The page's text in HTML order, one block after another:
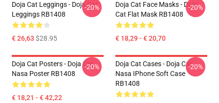
Doja Cat Leggings - Doja Cat
Leggings RB1408
€ 26,63 $28.95
-20%
Doja Cat Face Masks - Doja
Cat Flat Mask RB1408
€ 18,29 - € 20,70
-20%
Doja Cat Posters - Doja Cat
Nasa Poster RB1408
€ 18,21 - € 42,22
-20%
Doja Cat Cases - Doja Cat
Nasa IPhone Soft Case
RB1408
-20%